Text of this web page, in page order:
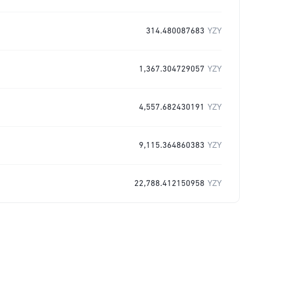
314.480087683 YZY
1,367.304729057 YZY
4,557.682430191 YZY
9,115.364860383 YZY
22,788.412150958 YZY